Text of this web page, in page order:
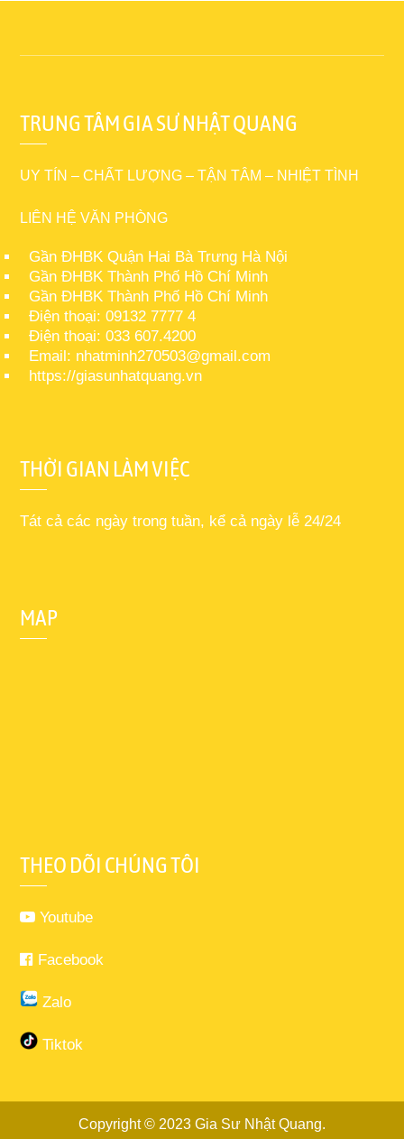
TRUNG TÂM GIA SƯ NHẬT QUANG
UY TÍN – CHẤT LƯỢNG – TẬN TÂM – NHIỆT TÌNH
LIÊN HỆ VĂN PHÒNG
Gần ĐHBK Quận Hai Bà Trưng Hà Nội
Gần ĐHBK Thành Phố Hồ Chí Minh
Gần ĐHBK Thành Phố Hồ Chí Minh
Điện thoại: 09132 7777 4
Điện thoại: 033 607.4200
Email: nhatminh270503@gmail.com
https://giasunhatquang.vn
THỜI GIAN LÀM VIỆC
Tát cả các ngày trong tuần, kể cả ngày lễ 24/24
MAP
THEO DÕI CHÚNG TÔI
Youtube
Facebook
Zalo
Tiktok
Copyright © 2023 Gia Sư Nhật Quang.